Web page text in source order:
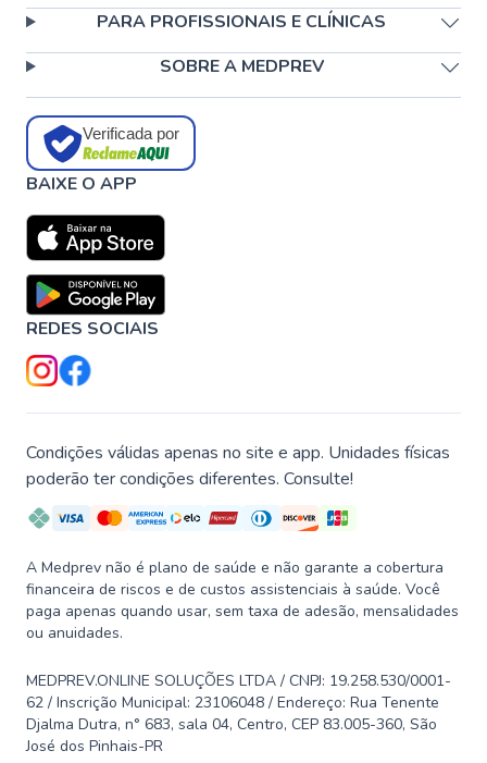
PARA PROFISSIONAIS E CLÍNICAS
SOBRE A MEDPREV
Verificada por
BAIXE O APP
REDES SOCIAIS
Condições válidas apenas no site e app. Unidades físicas
poderão ter condições diferentes. Consulte!
A Medprev não é plano de saúde e não garante a cobertura
financeira de riscos e de custos assistenciais à saúde. Você
paga apenas quando usar, sem taxa de adesão, mensalidades
ou anuidades.
MEDPREV.ONLINE SOLUÇÕES LTDA / CNPJ: 19.258.530/0001-
62 / Inscrição Municipal: 23106048 / Endereço: Rua Tenente
Djalma Dutra, n° 683, sala 04, Centro, CEP 83.005-360, São
José dos Pinhais-PR